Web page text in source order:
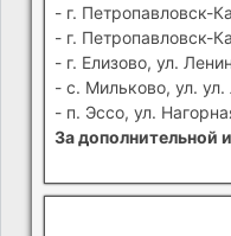
- г. Петропавловск-
- г. Петропавловск-
- г. Елизово, ул.
- с. Мильково, ул. ул.
- п. Эссо, ул.
За дополнительной